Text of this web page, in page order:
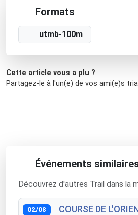
Formats
utmb-100m
Cette article vous a plu ?
Partagez-le à l'un(e) de vos ami(e)s
Événements
Découvrez d'autres Trail dans la
02/08 COURSE DE